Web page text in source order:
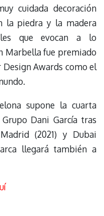
cuidada decoración
la piedra y la madera
que evocan a lo
Marbella fue premiado
Design Awards como el
supone la cuarta
Dani García tras
(2021) y Dubai
llegará también a